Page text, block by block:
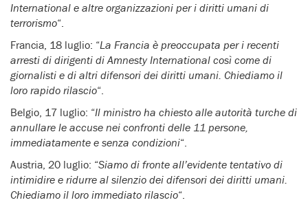
International e altre organizzazioni per i diritti umani di
terrorismo“.
Francia, 18 luglio: “La Francia è preoccupata per i recenti
arresti di dirigenti di Amnesty International così come di
giornalisti e di altri difensori dei diritti umani. Chiediamo il
loro rapido rilascio“.
Belgio, 17 luglio: “Il ministro ha chiesto alle autorità turche di
annullare le accuse nei confronti delle 11 persone,
immediatamente e senza condizioni“.
Austria, 20 luglio: “Siamo di fronte all’evidente tentativo di
intimidire e ridurre al silenzio dei difensori dei diritti umani.
Chiediamo il loro immediato rilascio“.